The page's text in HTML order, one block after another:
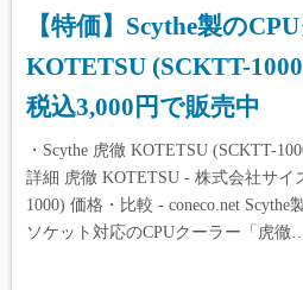
【特価】Scythe製の
KOTETSU (SCKTT-
税込3,000円で販売中
・Scythe 虎徹 KOTETSU (SCKTT-
詳細 虎徹 KOTETSU - 株式会社サイ
1000) 価格・比較 - coneco.net
ソケット対応のCPUクーラー「虎徹